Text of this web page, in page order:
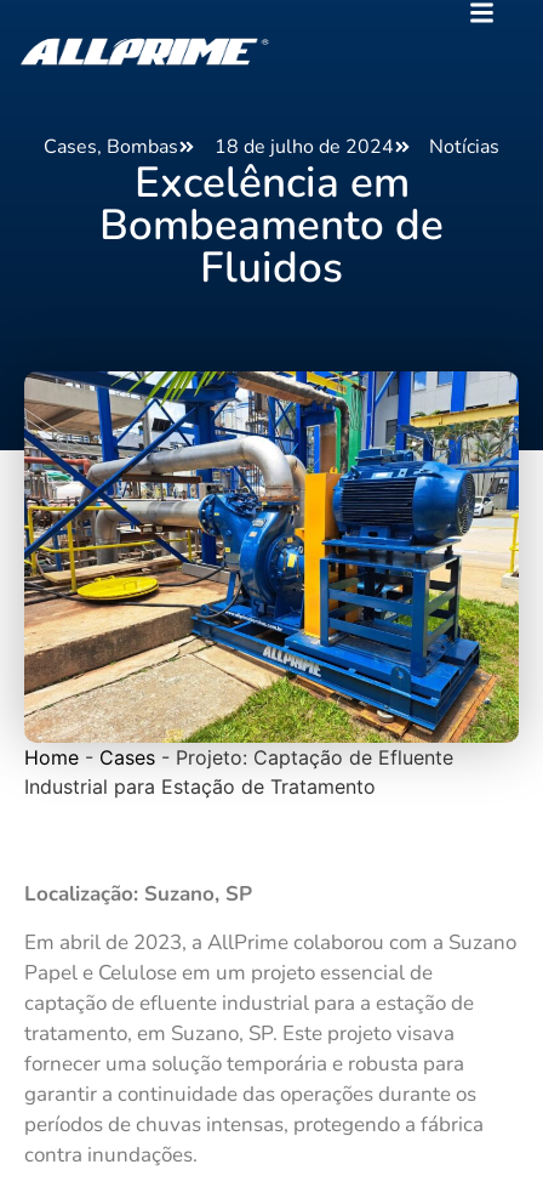
Cases, Bombas 18 de julho de 2024 Notícias
Excelência em
Bombeamento de
Fluidos
Home - Cases - Projeto: Captação de Efluente
Industrial para Estação de Tratamento
Localização: Suzano, SP
Em abril de 2023, a AllPrime colaborou com a Suzano
Papel e Celulose em um projeto essencial de
captação de efluente industrial para a estação de
tratamento, em Suzano, SP. Este projeto visava
fornecer uma solução temporária e robusta para
garantir a continuidade das operações durante os
períodos de chuvas intensas, protegendo a fábrica
contra inundações.